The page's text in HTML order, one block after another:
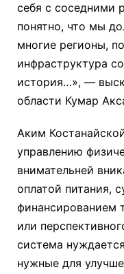
себя с соседними
понятно, что мы
многие регионы,
инфраструктура
история…», —
области Кумар
Аким
управлению
внимательней
оплатой питания,
финансированием
или
система
нужные для